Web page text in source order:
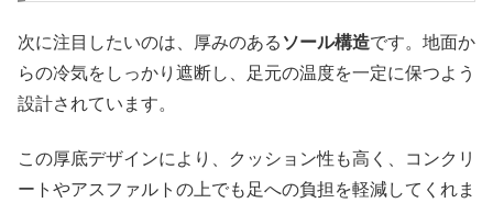
次に注目したいのは、厚みのある ソール構造です。地面か
らの冷気をしっかり遮断し、足元の温度を一定に保つよう
設計されています。
この厚底デザインにより、クッション性も高く、コンクリ
ートやアスファルトの上でも足への負担を軽減してくれま